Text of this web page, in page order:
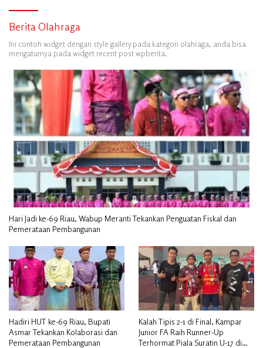
Berita Olahraga
Ini contoh widget dengan style gallery pada kategori olahraga, anda bisa
mengaturnya pada widget recent post wpberita.
Hari Jadi ke-69 Riau, Wabup Meranti Tekankan Penguatan Fiskal dan
Pemerataan Pembangunan
Hadiri HUT ke-69 Riau, Bupati
Asmar Tekankan Kolaborasi dan
Pemerataan Pembangunan
Kalah Tipis 2-1 di Final, Kampar
Junior FA Raih Runner-Up
Terhormat Piala Suratin U-17 di